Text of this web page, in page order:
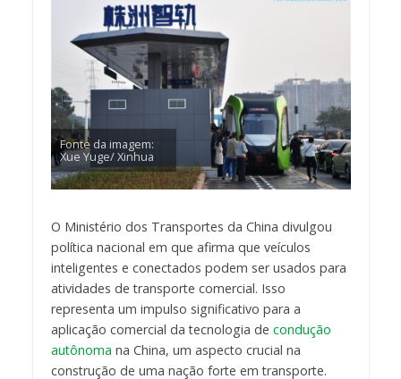
Fonte da imagem:
Xue Yuge/ Xinhua
O Ministério dos Transportes da China divulgou
política nacional em que afirma que veículos
inteligentes e conectados podem ser usados para
atividades de transporte comercial. Isso
representa um impulso significativo para a
aplicação comercial da tecnologia de condução
autônoma na China, um aspecto crucial na
construção de uma nação forte em transporte.